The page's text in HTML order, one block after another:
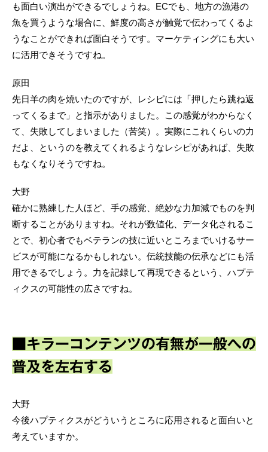
も面白い演出ができるでしょうね。ECでも、地方の漁港の
魚を買うような場合に、鮮度の高さが触覚で伝わってくるよ
うなことができれば面白そうです。マーケティングにも大い
に活用できそうですね。
原田
先日羊の肉を焼いたのですが、レシピには「押したら跳ね返
ってくるまで」と指示がありました。この感覚がわからなく
て、失敗してしまいました（苦笑）。実際にこれくらいの力
だよ、というのを教えてくれるようなレシピがあれば、失敗
もなくなりそうですね。
大野
確かに熟練した人ほど、手の感覚、絶妙な力加減でものを判
断することがありますね。それが数値化、データ化されるこ
とで、初心者でもベテランの技に近いところまでいけるサー
ビスが可能になるかもしれない。伝統技能の伝承などにも活
用できるでしょう。力を記録して再現できるという、ハプテ
ィクスの可能性の広さですね。
■キラーコンテンツの有無が一般への
普及を左右する
大野
今後ハプティクスがどういうところに応用されると面白いと
考えていますか。